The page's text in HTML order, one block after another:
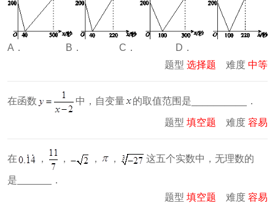
A． B． C． D．
题型 选择题 难度 中等
在函数 中，自变量 的取值范围是__________．
题型 填空题 难度 容易
在 ， ， ， ， 这五个实数中，无理数的
是
．
题型 填空题 难度 容易